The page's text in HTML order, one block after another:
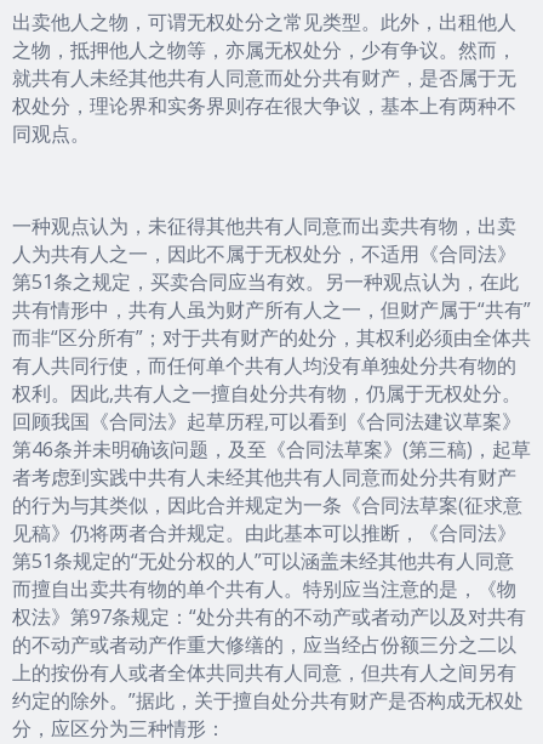
出卖他人之物，可谓无权处分之常见类型。此外，出租他人
之物，抵押他人之物等，亦属无权处分，少有争议。然而，
就共有人未经其他共有人同意而处分共有财产，是否属于无
权处分，理论界和实务界则存在很大争议，基本上有两种不
同观点。
一种观点认为，未征得其他共有人同意而出卖共有物，出卖
人为共有人之一，因此不属于无权处分，不适用《合同法》
第51条之规定，买卖合同应当有效。另一种观点认为，在此
共有情形中，共有人虽为财产所有人之一，但财产属于“共有”
而非“区分所有”；对于共有财产的处分，其权利必须由全体共
有人共同行使，而任何单个共有人均没有单独处分共有物的
权利。因此,共有人之一擅自处分共有物，仍属于无权处分。
回顾我国《合同法》起草历程,可以看到《合同法建议草案》
第46条并未明确该问题，及至《合同法草案》(第三稿)，起草
者考虑到实践中共有人未经其他共有人同意而处分共有财产
的行为与其类似，因此合并规定为一条《合同法草案(征求意
见稿》仍将两者合并规定。由此基本可以推断，《合同法》
第51条规定的“无处分权的人”可以涵盖未经其他共有人同意
而擅自出卖共有物的单个共有人。特别应当注意的是，《物
权法》第97条规定：“处分共有的不动产或者动产以及对共有
的不动产或者动产作重大修缮的，应当经占份额三分之二以
上的按份有人或者全体共同共有人同意，但共有人之间另有
约定的除外。”据此，关于擅自处分共有财产是否构成无权处
分，应区分为三种情形：